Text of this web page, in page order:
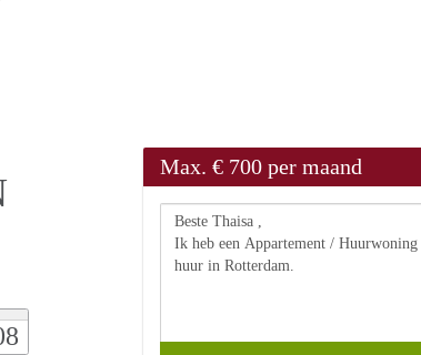
Max. € 700 per maand